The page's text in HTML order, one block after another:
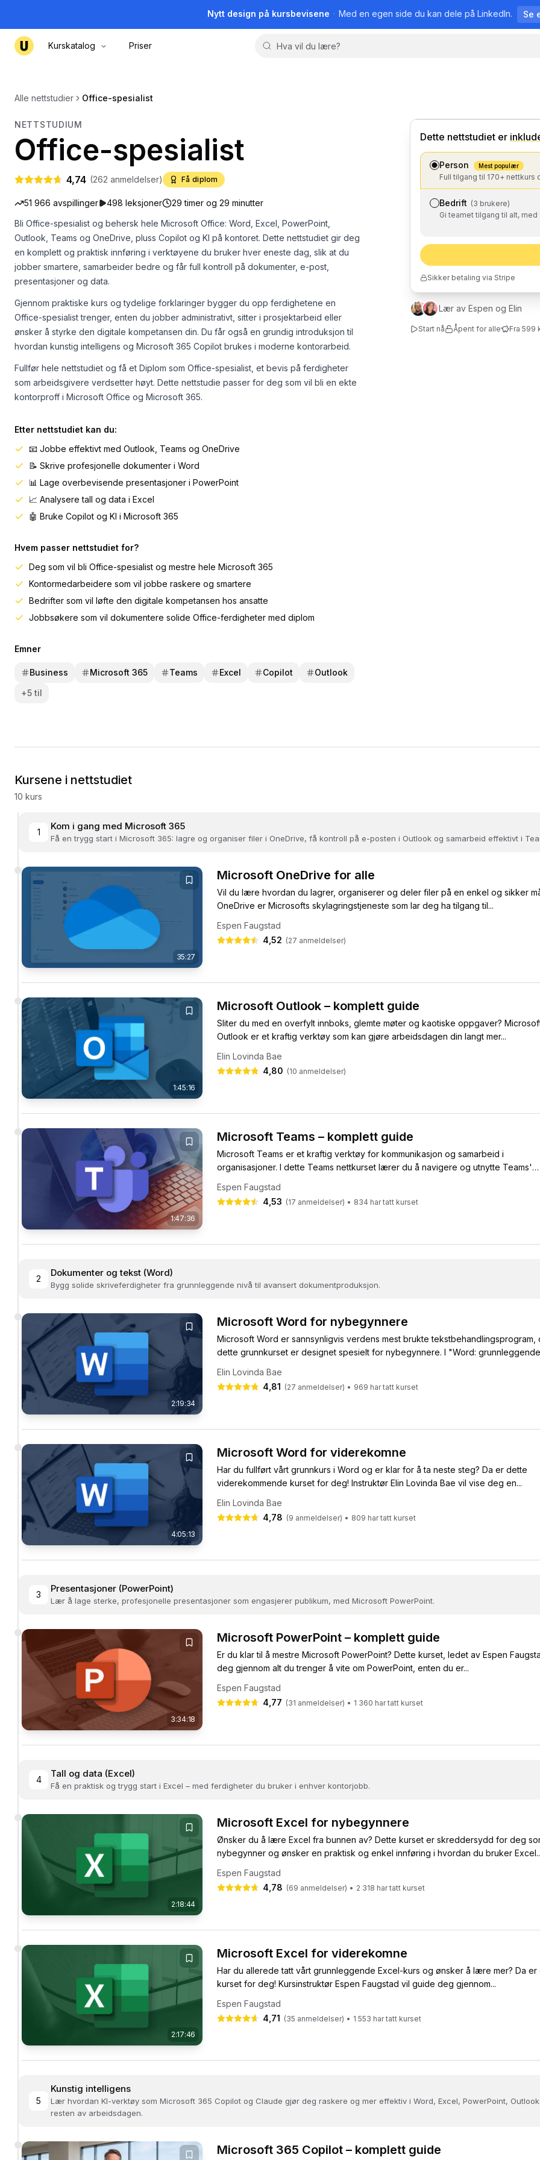
Nytt design på kursbevisene · Med en egen side du kan dele på LinkedIn. Se
Kurskatalog Priser
Alle nettstudier Office-spesialist
NETTSTUDIUM
Office-spesialist
4,74 (262 anmeldelser) Få diplom
51 966 avspillinger 498 leksjoner
29 timer og 29 minutter
Bli Office-spesialist og behersk hele Microsoft Office: Word, Excel, PowerPoint,
Outlook, Teams og OneDrive, pluss Copilot og KI på kontoret. Dette nettstudiet gir deg
en komplett og praktisk innføring i verktøyene du bruker hver eneste dag, slik at du
jobber smartere, samarbeider bedre og får full kontroll på dokumenter, e-post,
presentasjoner og data.
Gjennom praktiske kurs og tydelige forklaringer bygger du opp ferdighetene en
Office-spesialist trenger, enten du jobber administrativt, sitter i prosjektarbeid eller
ønsker å styrke den digitale kompetansen din. Du får også en grundig introduksjon til
hvordan kunstig intelligens og Microsoft 365 Copilot brukes i moderne kontorarbeid.
Fullfør hele nettstudiet og få et Diplom som Office-spesialist, et bevis på ferdigheter
som arbeidsgivere verdsetter høyt. Dette nettstudie passer for deg som vil bli en ekte
kontorproff i Microsoft Office og Microsoft 365.
Etter nettstudiet kan du:
📧 Jobbe effektivt med Outlook, Teams og OneDrive
📝 Skrive profesjonelle dokumenter i Word
📊 Lage overbevisende presentasjoner i PowerPoint
📈 Analysere tall og data i Excel
🤖 Bruke Copilot og KI i Microsoft 365
Hvem passer nettstudiet for?
Deg som vil bli Office-spesialist og mestre hele Microsoft 365
Kontormedarbeidere som vil jobbe raskere og smartere
Bedrifter som vil løfte den digitale kompetansen hos ansatte
Jobbsøkere som vil dokumentere solide Office-ferdigheter med diplom
Emner
Business Microsoft 365 Teams Excel Copilot
Outlook
+5 til
Dette nettstudiet er
Person Mest populær
Full tilgang til 170+ nettkurs
Bedrift (3 brukere)
Gi teamet tilgang til alt,
Sikker betaling via Stripe
Lær av Espen og Elin
Start nå Åpent for alle Fra 599
Kursene i nettstudiet
10 kurs
1
Kom i gang med Microsoft 365
Få en trygg start i Microsoft 365: lagre og organiser filer i OneDrive, få kontroll på e-posten i Outlook og samarbeid effektivt i
35:27
Microsoft OneDrive for alle
Vil du lære hvordan du lagrer, organiserer og deler filer på en enkel og sikker
OneDrive er Microsofts skylagringstjeneste som lar deg ha tilgang til...
Espen Faugstad
4,52 (27 anmeldelser)
1:45:16
Microsoft Outlook – komplett guide
Sliter du med en overfylt innboks, glemte møter og kaotiske oppgaver?
Outlook er et kraftig verktøy som kan gjøre arbeidsdagen din langt mer...
Elin Lovinda Bae
4,80 (10 anmeldelser)
1:47:36
Microsoft Teams – komplett guide
Microsoft Teams er et kraftig verktøy for kommunikasjon og samarbeid i
organisasjoner. I dette Teams nettkurset lærer du å navigere og utnytte Teams'
Espen Faugstad
4,53 (17 anmeldelser) • 834 har tatt kurset
2
Dokumenter og tekst (Word)
Bygg solide skriveferdigheter fra grunnleggende nivå til avansert dokumentproduksjon.
2:19:34
Microsoft Word for nybegynnere
Microsoft Word er sannsynligvis verdens mest brukte tekstbehandlingsprogram,
dette grunnkurset er designet spesielt for nybegynnere. I "Word:
Elin Lovinda Bae
4,81 (27 anmeldelser) • 969 har tatt kurset
4:05:13
Microsoft Word for viderekomne
Har du fullført vårt grunnkurs i Word og er klar for å ta neste steg? Da er dette
viderekommende kurset for deg! Instruktør Elin Lovinda Bae vil vise deg en...
Elin Lovinda Bae
4,78 (9 anmeldelser) • 809 har tatt kurset
3
Presentasjoner (PowerPoint)
Lær å lage sterke, profesjonelle presentasjoner som engasjerer publikum, med Microsoft PowerPoint.
3:34:18
Microsoft PowerPoint – komplett guide
Er du klar til å mestre Microsoft PowerPoint? Dette kurset, ledet av Espen
deg gjennom alt du trenger å vite om PowerPoint, enten du er...
Espen Faugstad
4,77 (31 anmeldelser) • 1 360 har tatt kurset
4
Tall og data (Excel)
Få en praktisk og trygg start i Excel – med ferdigheter du bruker i enhver kontorjobb.
2:18:44
Microsoft Excel for nybegynnere
Ønsker du å lære Excel fra bunnen av? Dette kurset er skreddersydd for deg
nybegynner og ønsker en praktisk og enkel innføring i hvordan du bruker
Espen Faugstad
4,78 (69 anmeldelser) • 2 318 har tatt kurset
2:17:46
Microsoft Excel for viderekomne
Har du allerede tatt vårt grunnleggende Excel-kurs og ønsker å lære mer? Da er
kurset for deg! Kursinstruktør Espen Faugstad vil guide deg gjennom...
Espen Faugstad
4,71 (35 anmeldelser) • 1 553 har tatt kurset
5
Kunstig intelligens
Lær hvordan KI-verktøy som Microsoft 365 Copilot og Claude gjør deg raskere og mer effektiv i Word, Excel, PowerPoint,
resten av arbeidsdagen.
Microsoft 365 Copilot – komplett guide